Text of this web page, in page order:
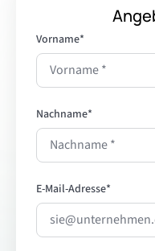
Vorname*
Nachname*
E-Mail-Adresse*